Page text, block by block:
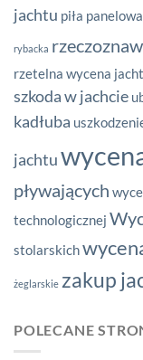
jachtu piła panelowa
rybacka
rzetelna wycena
szkoda w jachcie
kadłuba
jachtu
pływających
technologicznej
stolarskich
żeglarskie zakup
POLECANE